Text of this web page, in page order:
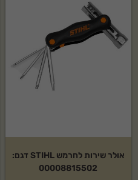
אולר שירות לחרמש STIHL דגם:
00008815502